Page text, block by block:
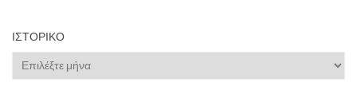
ΙΣΤΟΡΙΚΌ
Ιστορικό